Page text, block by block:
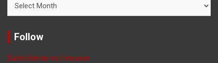
News
Month
Follow
Subscribe to notifications